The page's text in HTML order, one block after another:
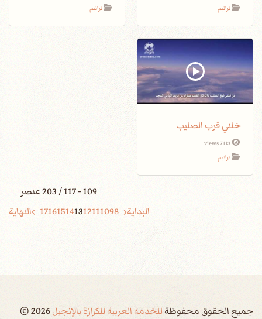
ترانيم
ترانيم
خلني قرب الصليب
7113 views
ترانيم
109 - 117 / 203 عنصر
البداية
8
9
10
11
12
13
14
15
16
17 النهاية
جميع الحقوق محفوظةللخدمة العربية للكرازة بالإنجيل ©2026